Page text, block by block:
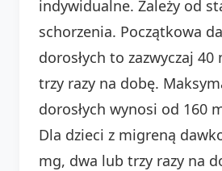
indywidualne. Zależy od
schorzenia. Początkowa
dorosłych to zazwyczaj
trzy razy na dobę.
dorosłych wynosi od 160
Dla dzieci z migreną
mg, dwa lub trzy razy na